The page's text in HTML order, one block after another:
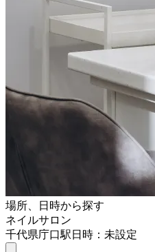
場所、日時から探す
ネイルサロン
千代県庁口駅日時：未設定